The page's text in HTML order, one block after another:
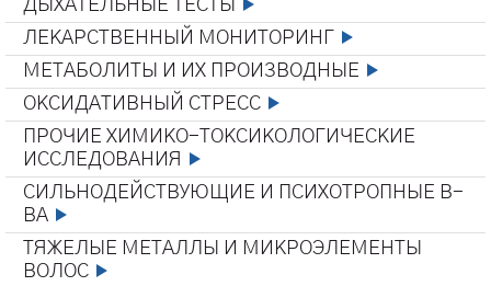
ДЫХАТЕЛЬНЫЕ ТЕСТЫ
ЛЕКАРСТВЕННЫЙ МОНИТОРИНГ
МЕТАБОЛИТЫ И ИХ ПРОИЗВОДНЫЕ
ОКСИДАТИВНЫЙ СТРЕСС
ПРОЧИЕ ХИМИКО-ТОКСИКОЛОГИЧЕСКИЕ
ИССЛЕДОВАНИЯ
СИЛЬНОДЕЙСТВУЮЩИЕ И ПСИХОТРОПНЫЕ В-
ВА
ТЯЖЕЛЫЕ МЕТАЛЛЫ И МИКРОЭЛЕМЕНТЫ
ВОЛОС